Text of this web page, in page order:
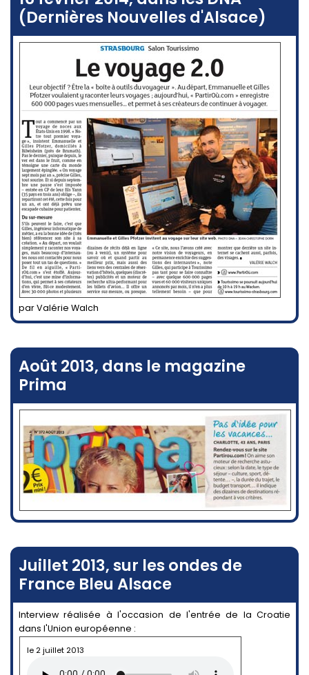
(Dernières Nouvelles d'Alsace)
par Valérie Walch
Août 2013, dans le magazine
Prima
Juillet 2013, sur les ondes de
France Bleu Alsace
Interview réalisée à l'occasion de l'entrée de la Croatie
dans l'Union européenne :
le 2 juillet 2013